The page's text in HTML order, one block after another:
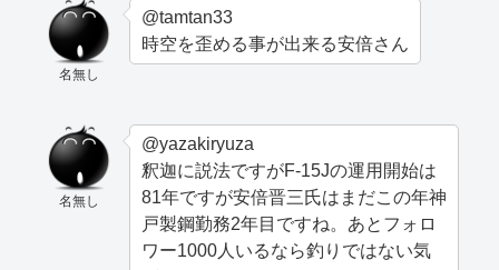
名無し
@tamtan33
時空を歪める事が出来る安倍さん
名無し
@yazakiryuza
釈迦に説法ですがF-15Jの運用開始は
81年ですが安倍晋三氏はまだこの年神
戸製鋼勤務2年目ですね。あとフォロ
ワー1000人いるなら釣りではない気